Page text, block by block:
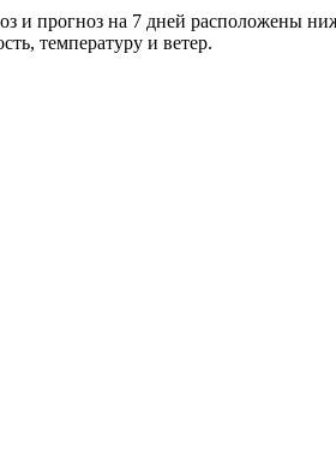
и прогноз на 7 дней расположены
температуру и ветер.